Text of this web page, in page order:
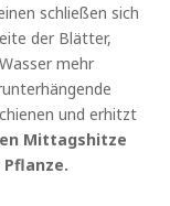
schließen sich
der Blätter,
mehr
und erhitzt
Mittagshitze